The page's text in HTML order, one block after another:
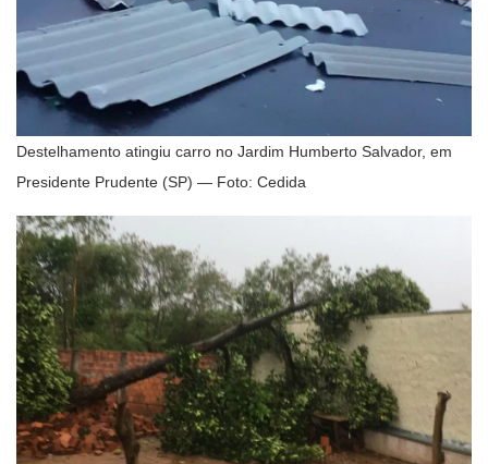
Destelhamento atingiu carro no Jardim Humberto Salvador, em
Presidente Prudente (SP) — Foto: Cedida